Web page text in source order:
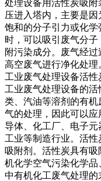
处理设备用活性炭吸
压进入塔内，主要是
饱和的分子引力或化
时，可以吸引废气分
附污染成分。废气经
高空废气进行净化处理
工业废气处理设备活
工业废气处理设备的
类、汽油等溶剂的有
气的处理，因此可以
导体、化工厂、电子
工业等制造行业。活
吸附剂。活性炭具有
机化学空气污染化学
中有机化工废气处理的